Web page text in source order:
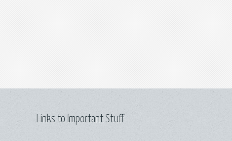
Links to Important Stuff